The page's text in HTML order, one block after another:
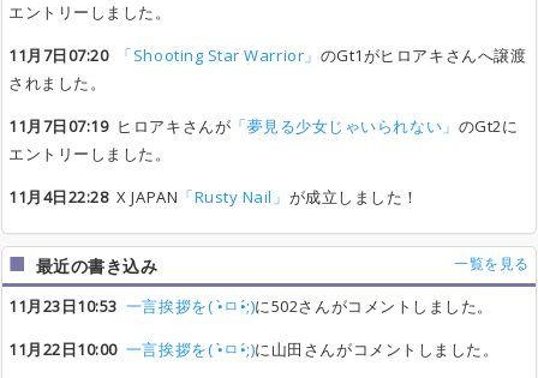
エントリーしました。
11月7日07:20
「Shooting Star Warrior」 のGt1がヒロアキさんへ譲渡
されました。
11月7日07:19ヒロアキさんが 「夢見る少女じゃいられない」 のGt2に
エントリーしました。
11月4日22:28X JAPAN 「Rusty Nail」 が成立しました！
最近の書き込み 一覧を見る
11月23日10:53 一言挨拶を( •̀ㅁ•́;)に502さんがコメントしました。
11月22日10:00 一言挨拶を( •̀ㅁ•́;)に山田さんがコメントしました。